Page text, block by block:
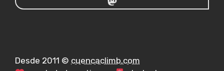
Desde 2011 © cuencaclimb.com